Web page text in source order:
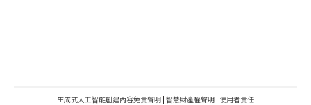
生成式人工智能創建內容免責聲明 | 智慧財產權聲明 | 使用者責任